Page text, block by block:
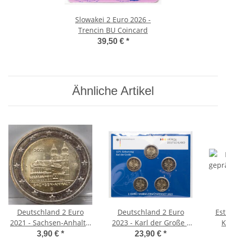
Slowakei 2 Euro 2026 -
Trencin BU Coincard
39,50 € *
Ähnliche Artikel
Deutschland 2 Euro
2021 - Sachsen-Anhalt -
Magdeburger Dom - A*
3,90 € *
Deutschland 2 Euro
2023 - Karl der Große -
ST
23,90 € *